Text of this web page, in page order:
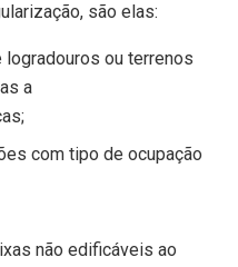
são elas:
ou terrenos
a
com tipo de ocupação
não edificáveis ao